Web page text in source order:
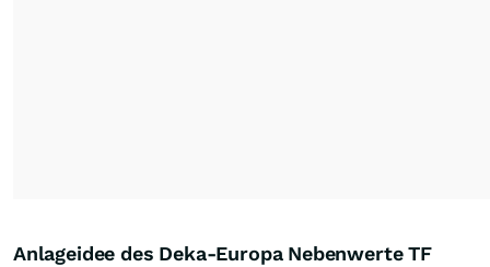
Anlageidee des Deka-Europa Nebenwerte TF